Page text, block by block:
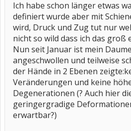
Ich habe schon länger etwas
definiert wurde aber mit
wird, Druck und Zug tut nur
nicht so wild dass ich das groß
Nun seit Januar ist mein
angeschwollen und teilweise
der Hände in 2 Ebenen
Veränderungen und keine
Degenerationen (? Auch hier
geringergradige
erwartbar?)